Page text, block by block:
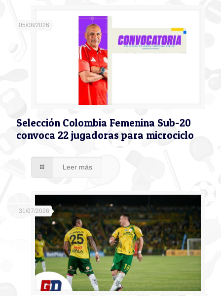
05/08/2026
Selección Colombia Femenina Sub-20
convoca 22 jugadoras para microciclo
Leer más
31/07/2026